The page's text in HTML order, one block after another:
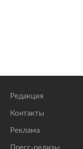
Редакция
Контакты
Реклама